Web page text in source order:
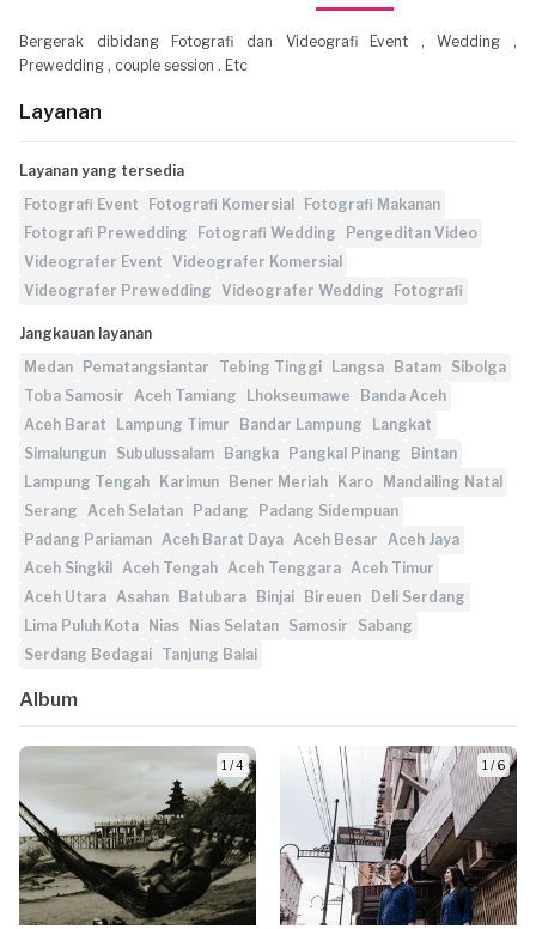
Bergerak dibidang Fotografi dan Videografi Event , Wedding ,
Prewedding , couple session . Etc
Layanan
Layanan yang tersedia
Fotografi Event
Fotografi Komersial
Fotografi Makanan
Fotografi Prewedding
Fotografi Wedding
Pengeditan Video
Videografer Event Videografer Komersial
Videografer Prewedding Videografer Wedding Fotografi
Jangkauan layanan
Medan
Pematangsiantar Tebing Tinggi Langsa Batam Sibolga
Toba Samosir Aceh Tamiang Lhokseumawe
Banda Aceh
Aceh Barat
Lampung Timur Bandar Lampung
Langkat
Simalungun Subulussalam Bangka Pangkal Pinang
Bintan
Lampung Tengah
Karimun Bener Meriah Karo
Mandailing Natal
Serang Aceh Selatan Padang
Padang Sidempuan
Padang Pariaman Aceh Barat Daya Aceh Besar Aceh Jaya
Aceh Singkil
Aceh Tengah Aceh Tenggara Aceh Timur
Aceh Utara Asahan Batubara Binjai Bireuen
Deli Serdang
Lima Puluh Kota
Nias Nias Selatan Samosir
Sabang
Serdang Bedagai Tanjung Balai
Album
1 / 4 1 / 6